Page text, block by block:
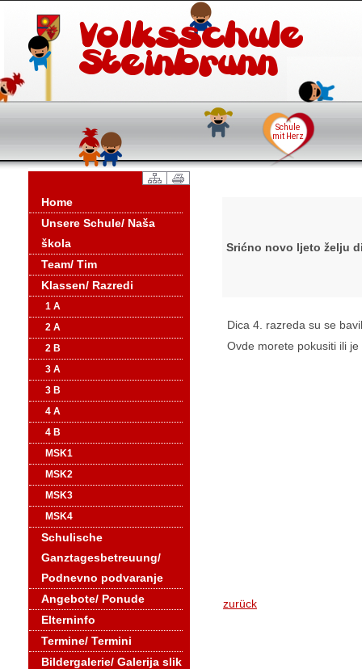
Home
Unsere Schule/ Naša
škola
Team/ Tim
Klassen/ Razredi
1 A
2 A
2 B
3 A
3 B
4 A
4 B
MSK1
MSK2
MSK3
MSK4
Schulische
Ganztagesbetreuung/
Podnevno podvaranje
Angebote/ Ponude
Elterninfo
Termine/ Termini
Bildergalerie/ Galerija slik
Srićno novo ljeto želju
Dica 4. razreda su se
Ovde morete pokusiti ili
zurück